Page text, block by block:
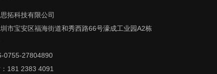
拓科技有限公司
市宝安区福海街道和秀西路66号濠成工业园A2栋
0755-27804890
181 2383 4091